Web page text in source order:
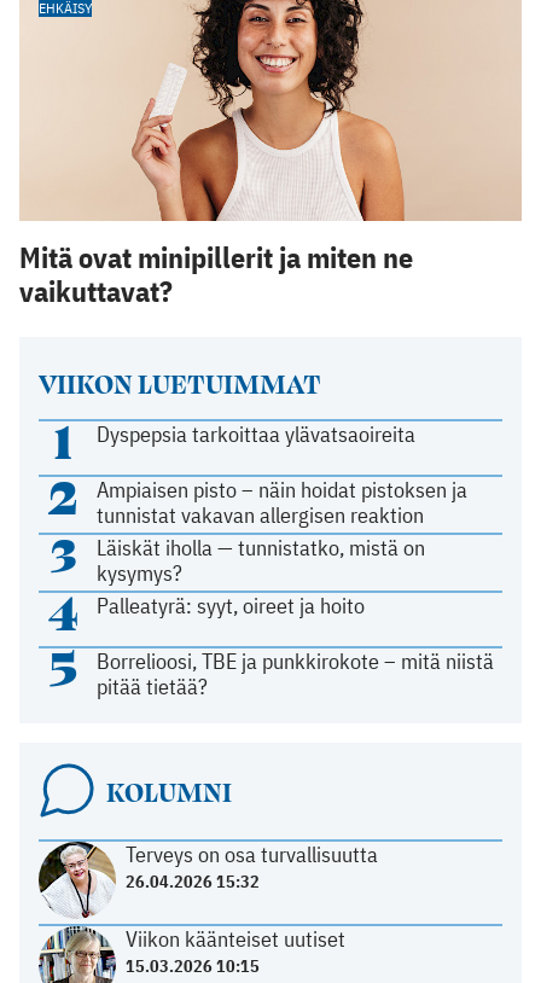
VIIKON LUETUIMMAT
1 Dyspepsia tarkoittaa ylävatsaoireita
2
Ampiaisen pisto – näin hoidat pistoksen ja
tunnistat vakavan allergisen reaktion
3
Läiskät iholla — tunnistatko, mistä on
kysymys?
4 Palleatyrä: syyt, oireet ja hoito
5
Borrelioosi, TBE ja punkkirokote – mitä niistä
pitää tietää?
KOLUMNI
Terveys on osa turvallisuutta
26.04.2026 15:32
Viikon käänteiset uutiset
15.03.2026 10:15
EHKÄISY
Mitä ovat minipillerit ja miten ne
vaikuttavat?